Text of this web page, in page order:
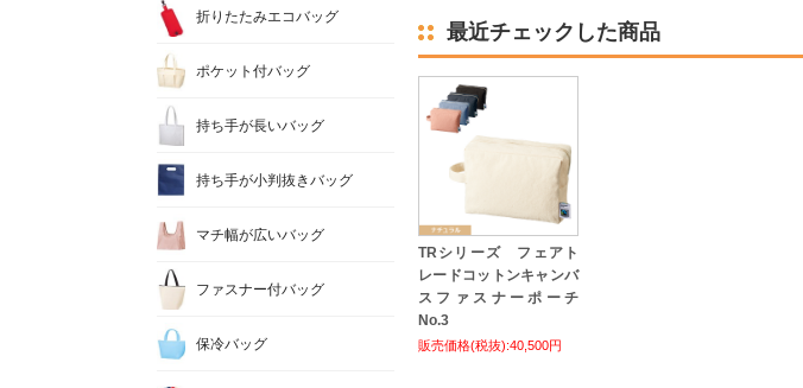
最近チェックした商品
TRシリーズ フェアト
レードコットンキャンバ
スファスナーポーチ
No.3
販売価格(税抜):40,500円
折りたたみエコバッグ
ポケット付バッグ
持ち手が長いバッグ
持ち手が小判抜きバッグ
マチ幅が広いバッグ
ファスナー付バッグ
保冷バッグ